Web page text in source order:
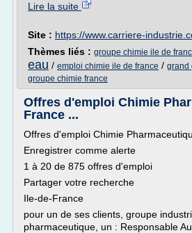
Lire la suite
Site : https://www.carriere-
Thèmes liés : groupe chimie ile de
eau / emploi chimie ile de france / grand
groupe chimie france
Offres d'emploi Chimie
France ...
Offres d'emploi Chimie
Enregistrer comme alerte
1 à 20 de 875 offres d'emploi
Partager votre recherche
Ile-de-France
pour un de ses clients, groupe
pharmaceutique, un : Responsable